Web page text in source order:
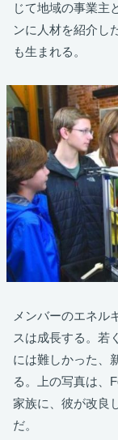
じて地域の事業主
ンに人材を紹介し
も生まれる。
メンバーのエネル
スは成長する。若
には難しかった、
る。上の写真は、
家族に、彼が改良
だ。